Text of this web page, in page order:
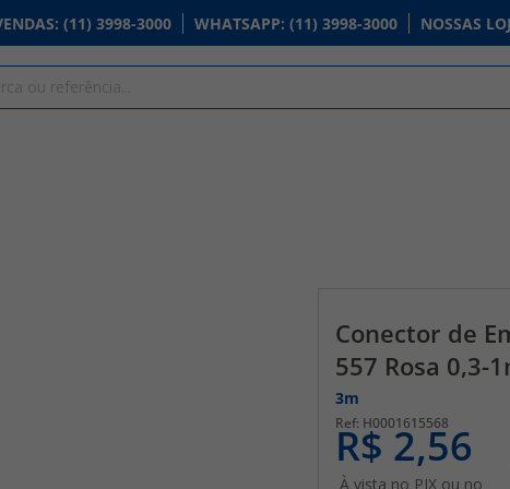
: (11) 3998-3000 WHATSAPP: (11) 3998-3000 NOSSAS
Conector de
557 Rosa 0,3-
3m
H0001615568
R$ 2,56
À vista no PIX ou no